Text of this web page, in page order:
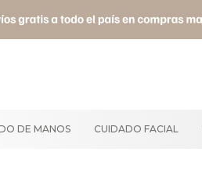
DE MANOS CUIDADO FACIAL